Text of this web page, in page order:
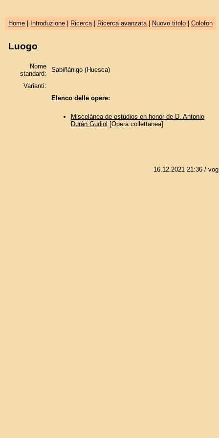
Home| Introduzione| Ricerca| Ricerca avanzata| Nuovo titolo| Colofon
Luogo
Nome
standard:
Sabiñánigo (Huesca)
Varianti:
Elenco delle opere:
Miscelánea de estudios en honor de D. Antonio
Durán Gudiol [Opera collettanea]
16.12.2021 21:36/ vog